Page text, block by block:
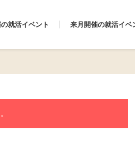
就活イベント 来月開催の就活イベ